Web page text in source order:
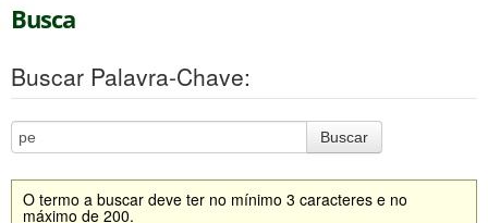
Busca
Buscar Palavra-Chave:
Buscar
O termo a buscar deve ter no mínimo 3 caracteres e no
máximo de 200.